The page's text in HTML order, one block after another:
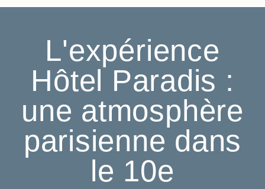
L'expérience
Hôtel Paradis :
une atmosphère
parisienne dans
le 10e